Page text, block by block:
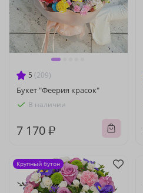
5 (209)
Букет "Феерия красок"
В наличии
7 170 ₽
Крупный бутон